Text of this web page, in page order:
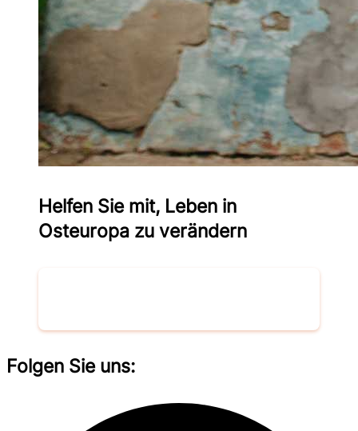
Helfen Sie mit, Leben in
Osteuropa zu verändern
Folgen Sie uns: